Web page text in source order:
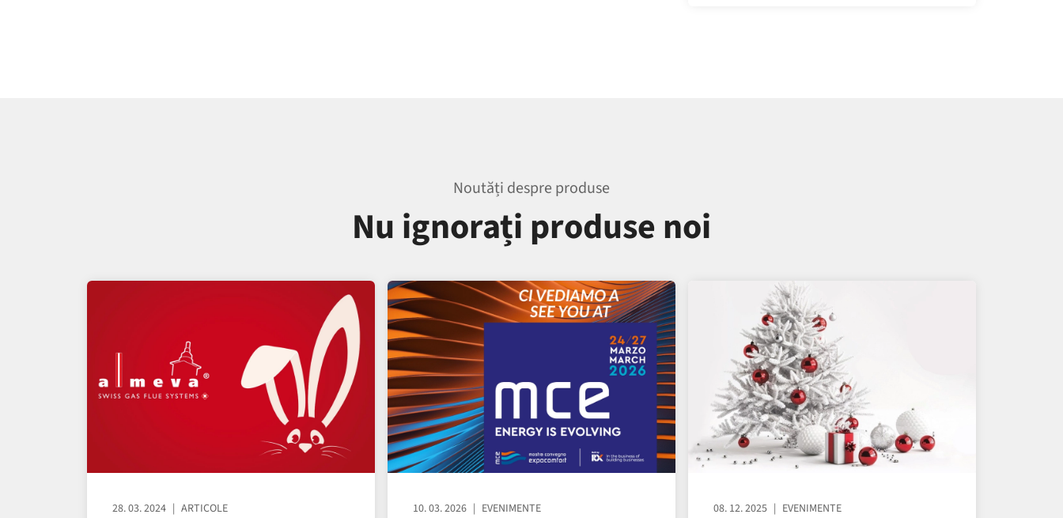
Noutăți despre produse
Nu ignorați produse noi
28. 03. 2024 ARTICOLE 10. 03. 2026 EVENIMENTE 08. 12. 2025 EVENIMENTE